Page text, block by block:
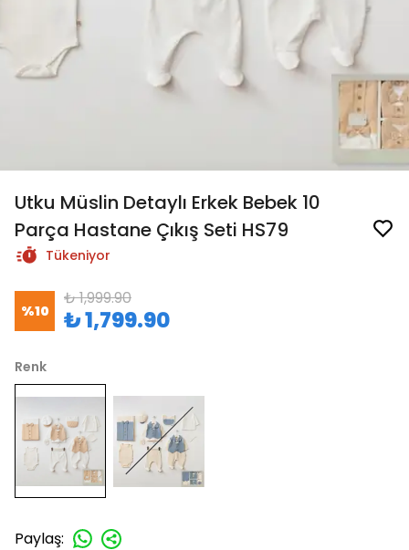
Utku Müslin Detaylı Erkek Bebek 10
Parça Hastane Çıkış Seti HS79
Tükeniyor
%10
₺ 1,999.90
₺ 1,799.90
Renk
Paylaş: